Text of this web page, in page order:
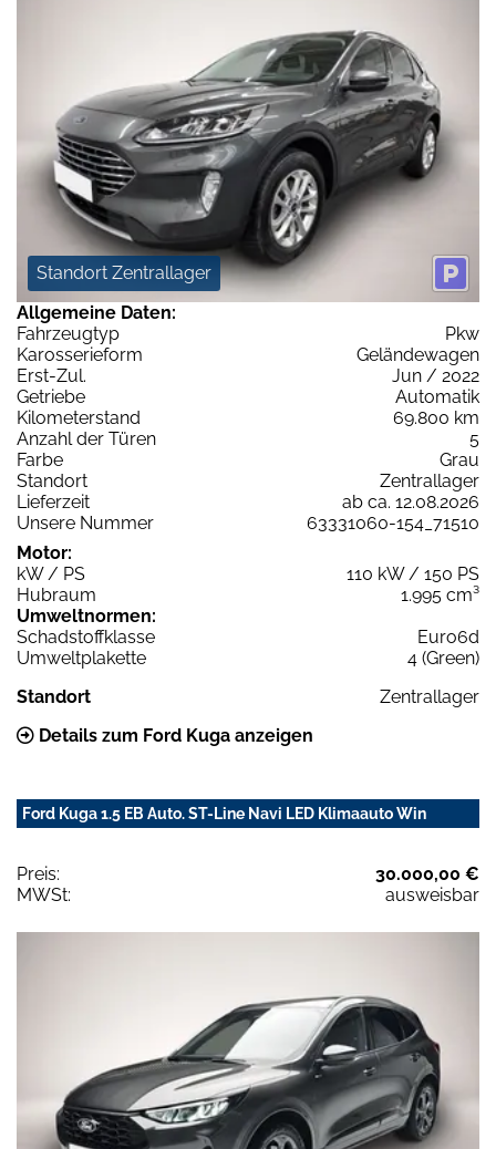
Standort Zentrallager
Allgemeine Daten:
Fahrzeugtyp
Pkw
Karosserieform
Geländewagen
Erst-Zul.
Jun / 2022
Getriebe
Automatik
Kilometerstand
69.800 km
Anzahl der Türen
5
Farbe
Grau
Standort
Zentrallager
Lieferzeit
ab ca. 12.08.2026
Unsere Nummer
63331060-154_71510
Motor:
kW / PS
110 kW / 150 PS
Hubraum
1.995 cm³
Umweltnormen:
Schadstoffklasse
Euro6d
Umweltplakette
4 (Green)
Standort
Zentrallager
Details zum Ford Kuga anzeigen
Ford Kuga 1.5 EB Auto. ST-Line Navi LED Klimaauto Win
Preis:
30.000,00 €
MWSt:
ausweisbar